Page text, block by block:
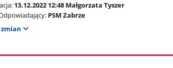
13.12.2022 12:48 Małgorzata Tyszer
PSM Zabrze